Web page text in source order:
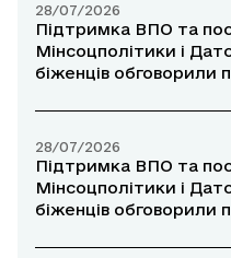
28/07/2026
Підтримка ВПО та
Мінсоцполітики і
біженців обговорили
28/07/2026
Підтримка ВПО та
Мінсоцполітики і
біженців обговорили